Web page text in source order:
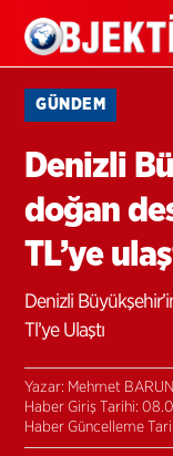
GÜNDEM
Denizli
doğan
TL’ye
Denizli
Tl’ye Ulaştı
Yazar: Mehmet
Haber Giriş Tarihi:
Haber Güncelleme